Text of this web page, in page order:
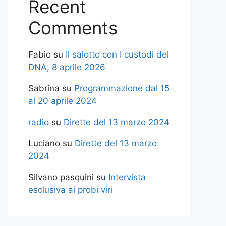
Recent
Comments
Fabio su Il salotto con I custodi del
DNA, 8 aprile 2026
Sabrina su Programmazione dal 15
al 20 aprile 2024
radio su Dirette del 13 marzo 2024
Luciano su Dirette del 13 marzo
2024
Silvano pasquini su Intervista
esclusiva ai probi viri